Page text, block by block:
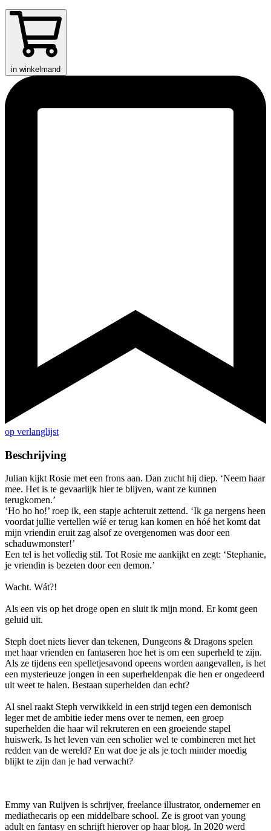
in winkelmand
op verlanglijst
Beschrijving
Julian kijkt Rosie met een frons aan. Dan zucht hij diep. ‘Neem haar
mee. Het is te gevaarlijk hier te blijven, want ze kunnen
terugkomen.’
‘Ho ho ho!’ roep ik, een stapje achteruit zettend. ‘Ik ga nergens heen
voordat jullie vertellen wíé er terug kan komen en hóé het komt dat
mijn vriendin eruit zag alsof ze overgenomen was door een
schaduwmonster!’
Een tel is het volledig stil. Tot Rosie me aankijkt en zegt: ‘Stephanie,
je vriendin is bezeten door een demon.’
Wacht. Wát?!
Als een vis op het droge open en sluit ik mijn mond. Er komt geen
geluid uit.
Steph doet niets liever dan tekenen, Dungeons & Dragons spelen
met haar vrienden en fantaseren hoe het is om een superheld te zijn.
Als ze tijdens een spelletjesavond opeens worden aangevallen, is het
een mysterieuze jongen in een superheldenpak die hen er ongedeerd
uit weet te halen. Bestaan superhelden dan echt?
Al snel raakt Steph verwikkeld in een strijd tegen een demonisch
leger met de ambitie ieder mens over te nemen, een groep
superhelden die haar wil rekruteren en een groeiende stapel
huiswerk. Is het leven van een scholier wel te combineren met het
redden van de wereld? En wat doe je als je toch minder moedig
blijkt te zijn dan je had verwacht?
Emmy van Ruijven is schrijver, freelance illustrator, ondernemer en
mediathecaris op een middelbare school. Ze is groot van young
adult en fantasy en schrijft hierover op haar blog. In 2020 werd